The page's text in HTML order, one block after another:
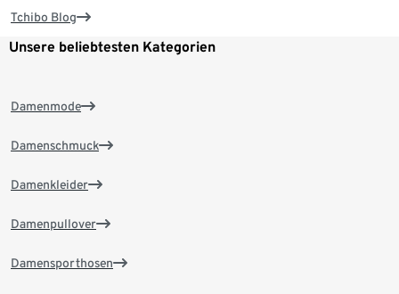
Tchibo Blog
Unsere beliebtesten Kategorien
Damenmode
Damenschmuck
Damenkleider
Damenpullover
Damensporthosen